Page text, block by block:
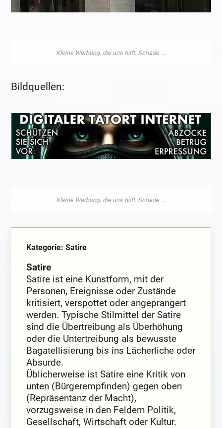
Bildquellen:
Kategorie: Satire
Satire
Satire ist eine Kunstform, mit der
Personen, Ereignisse oder Zustände
kritisiert, verspottet oder angeprangert
werden. Typische Stilmittel der Satire
sind die Übertreibung als Überhöhung
oder die Untertreibung als bewusste
Bagatellisierung bis ins Lächerliche oder
Absurde.
Üblicherweise ist Satire eine Kritik von
unten (Bürgerempfinden) gegen oben
(Repräsentanz der Macht),
vorzugsweise in den Feldern Politik,
Gesellschaft, Wirtschaft oder Kultur.